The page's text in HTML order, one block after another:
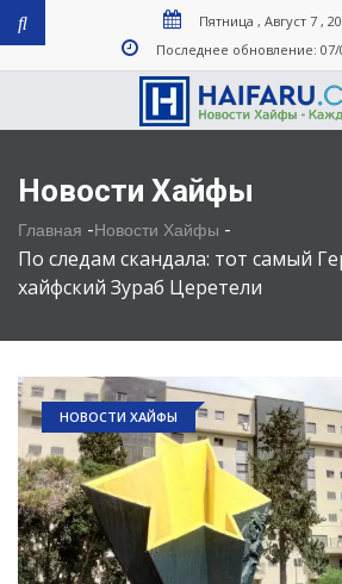
Пятница , Август 7 ,
Последнее обновление: 07/
Новости Хайфы
Главная -Новости Хайфы -
По следам скандала: тот самый
хайфский Зураб Церетели
НОВОСТИ ХАЙФЫ